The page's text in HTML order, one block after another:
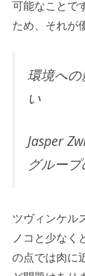
可能なことで
ため、それが
環境へ
い
Jasper
グルー
ツヴィンケル
ノコと少なく
の点では肉に